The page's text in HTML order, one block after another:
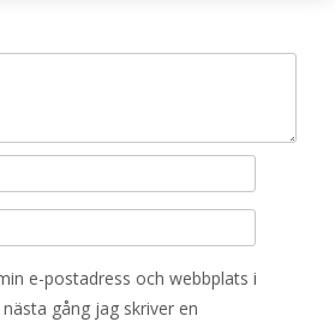
e-postadress och webbplats i
gång jag skriver en